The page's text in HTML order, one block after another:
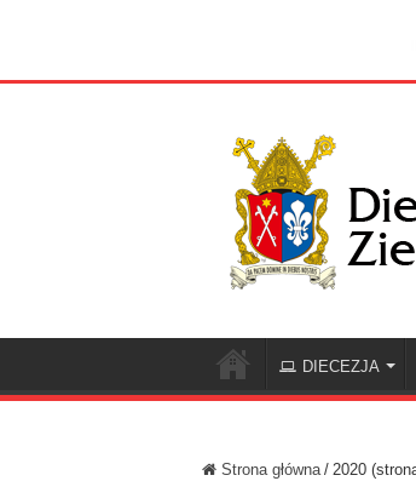
DIECEZJA
Strona główna / 2020